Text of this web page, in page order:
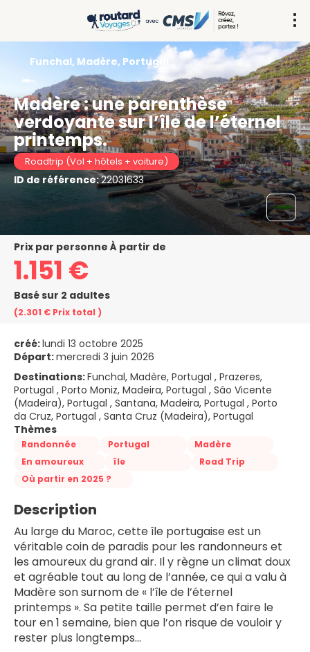
Madère : une parenthèse
verdoyante sur l’île de l’éternel
printemps.
Roadtrip (Vol + hôtels + voiture)
ID de référence:22031633
Funchal, Madère, Portugal
prix par personne À partir de
1.151 €
Basé sur 2 adultes
(2.301 € Prix ​​total )
créé:lundi 13 octobre 2025
Départ:mercredi 3 juin 2026
Destinations:Funchal, Madère, Portugal , Prazeres,
Portugal , Porto Moniz, Madeira, Portugal , São Vicente
(Madeira), Portugal , Santana, Madeira, Portugal , Porto
da Cruz, Portugal , Santa Cruz (Madeira), Portugal
Thèmes
Randonnée Portugal
Madère
En amoureux
île
Road Trip
Où partir en 2025 ?
Description
Au large du Maroc, cette île portugaise est un
véritable coin de paradis pour les randonneurs et
les amoureux du grand air. Il y règne un climat doux
et agréable tout au long de l’année, ce qui a valu à
Madère son surnom de « l’île de l’éternel
printemps ». Sa petite taille permet d’en faire le
tour en 1 semaine, bien que l’on risque de vouloir y
rester plus longtemps…